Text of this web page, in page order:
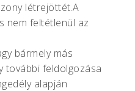
létrejöttét.A
nem feltétlenül az
bármely más
további feldolgozása
alapján